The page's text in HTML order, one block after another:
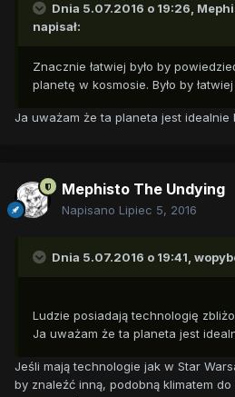
Dnia 5.07.2016 o 19:26,
napisał:
Znacznie łatwiej było by
planetę w kosmosie. Było by
Ja uważam że ta planeta jest idealnie
Mephisto The Undying
Napisano Lipiec 5, 2016
Dnia 5.07.2016 o 19:41,
Ludzie posiadają technologię
Ja uważam że ta planeta jest
Jeśli mają technologie jak w Star
by znaleźć inną, podobną klimatem do